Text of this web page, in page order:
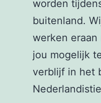
worden
buitenland.
werken
jou mogelijk
verblijf in het